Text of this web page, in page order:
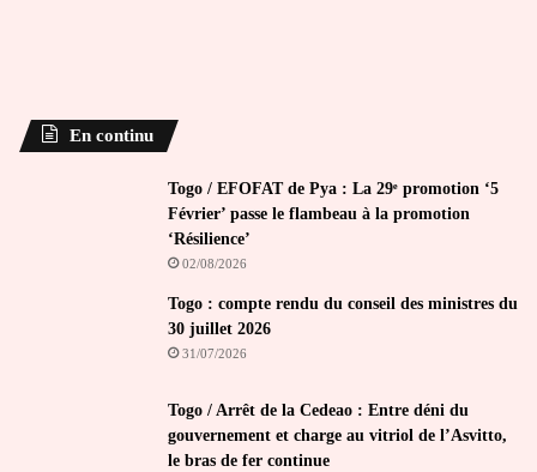
En continu
Togo / EFOFAT de Pya : La 29ᵉ promotion ‘5
Février’ passe le flambeau à la promotion
‘Résilience’
02/08/2026
Togo : compte rendu du conseil des ministres du
30 juillet 2026
31/07/2026
Togo / Arrêt de la Cedeao : Entre déni du
gouvernement et charge au vitriol de l’Asvitto,
le bras de fer continue